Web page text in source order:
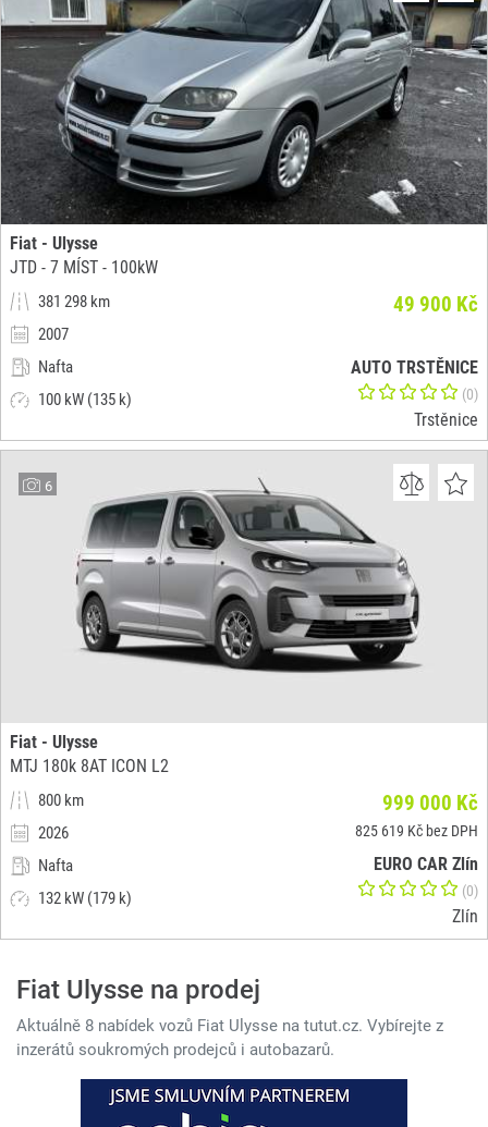
Fiat - Ulysse
JTD - 7 MÍST - 100kW
381 298 km
2007
Nafta
100 kW (135 k)
49 900 Kč
AUTO TRSTĚNICE
(0)
Trstěnice
6
Fiat - Ulysse
MTJ 180k 8AT ICON L2
800 km
2026
Nafta
132 kW (179 k)
999 000 Kč
825 619 Kč bez DPH
EURO CAR Zlín
(0)
Zlín
Fiat Ulysse na prodej
Aktuálně 8 nabídek vozů Fiat Ulysse na tutut.cz. Vybírejte z
inzerátů soukromých prodejců i autobazarů.